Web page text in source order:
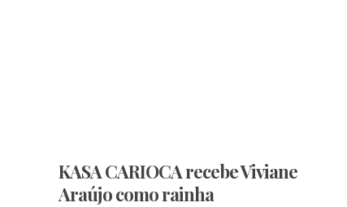
KASA CARIOCA recebe Viviane
Araújo como rainha